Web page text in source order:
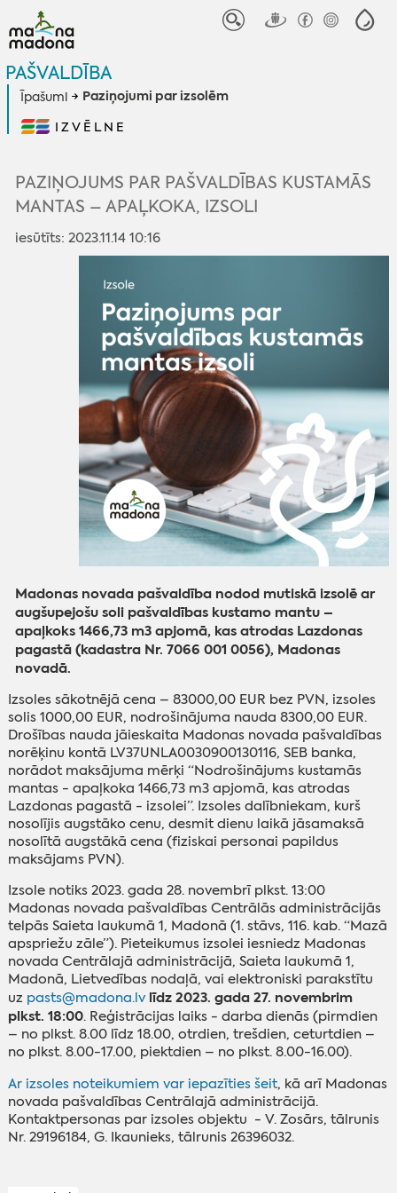
PAŠVALDĪBA
Īpašumi Paziņojumi par izsolēm
IZVĒLNE
PAZIŅOJUMS PAR PAŠVALDĪBAS KUSTAMĀS
MANTAS – APAĻKOKA, IZSOLI
iesūtīts: 2023.11.14 10:16
Madonas novada pašvaldība nodod mutiskā izsolē ar
augšupejošu soli pašvaldības kustamo mantu –
apaļkoks 1466,73 m3 apjomā, kas atrodas Lazdonas
pagastā (kadastra Nr. 7066 001 0056), Madonas
novadā.
Izsoles sākotnējā cena – 83000,00 EUR bez PVN, izsoles
solis 1000,00 EUR, nodrošinājuma nauda 8300,00 EUR.
Drošības nauda jāieskaita Madonas novada pašvaldības
norēķinu kontā LV37UNLA0030900130116, SEB banka,
norādot maksājuma mērķi “Nodrošinājums kustamās
mantas - apaļkoka 1466,73 m3 apjomā, kas atrodas
Lazdonas pagastā - izsolei”. Izsoles dalībniekam, kurš
nosolījis augstāko cenu, desmit dienu laikā jāsamaksā
nosolītā augstākā cena (fiziskai personai papildus
maksājams PVN).
Izsole notiks 2023. gada 28. novembrī plkst. 13:00
Madonas novada pašvaldības Centrālās administrācijās
telpās Saieta laukumā 1, Madonā (1. stāvs, 116. kab. “Mazā
apspriežu zāle”). Pieteikumus izsolei iesniedz Madonas
novada Centrālajā administrācijā, Saieta laukumā 1,
Madonā, Lietvedības nodaļā, vai elektroniski parakstītu
uz pasts@madona.lv līdz 2023. gada 27. novembrim
plkst. 18:00. Reģistrācijas laiks - darba dienās (pirmdien
– no plkst. 8.00 līdz 18.00, otrdien, trešdien, ceturtdien –
no plkst. 8.00-17.00, piektdien – no plkst. 8.00-16.00).
Ar izsoles noteikumiem var iepazīties šeit, kā arī Madonas
novada pašvaldības Centrālajā administrācijā.
Kontaktpersonas par izsoles objektu - V. Zosārs, tālrunis
Nr. 29196184, G. Ikaunieks, tālrunis 26396032.